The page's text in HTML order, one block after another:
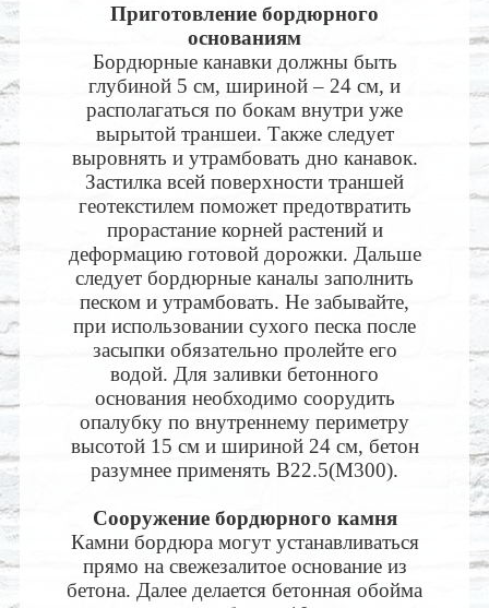
Приготовление бордюрного
основаниям
Бордюрные канавки должны быть
глубиной 5 см, шириной – 24 см, и
располагаться по бокам внутри уже
вырытой траншеи. Также следует
выровнять и утрамбовать дно канавок.
Застилка всей поверхности траншей
геотекстилем поможет предотвратить
прорастание корней растений и
деформацию готовой дорожки. Дальше
следует бордюрные каналы заполнить
песком и утрамбовать. Не забывайте,
при использовании сухого песка после
засыпки обязательно пролейте его
водой. Для заливки бетонного
основания необходимо соорудить
опалубку по внутреннему периметру
высотой 15 см и шириной 24 см, бетон
разумнее применять В22.5(М300).
Сооружение бордюрного камня
Камни бордюра могут устанавливаться
прямо на свежезалитое основание из
бетона. Далее делается бетонная обойма